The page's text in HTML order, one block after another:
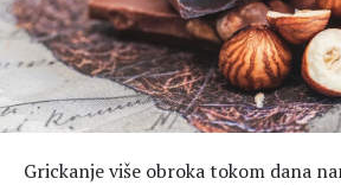
Tehnologija
Grickanje više obroka tokom dana